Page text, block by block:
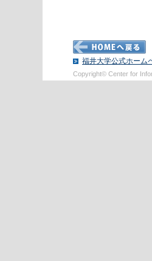
福井大学公式ホーム
Copyright© Center for